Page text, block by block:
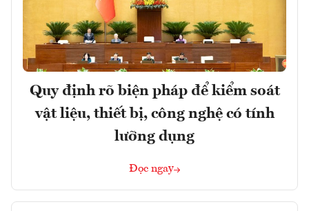
Quy định rõ biện pháp để kiểm soát
vật liệu, thiết bị, công nghệ có tính
lưỡng dụng
Đọc ngay